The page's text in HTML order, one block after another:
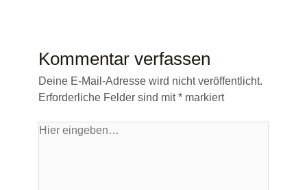
Kommentar verfassen
Deine E-Mail-Adresse wird nicht veröffentlicht.
Erforderliche Felder sind mit*markiert